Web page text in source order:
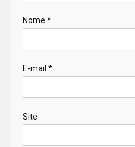
Nome *
E-mail *
Site